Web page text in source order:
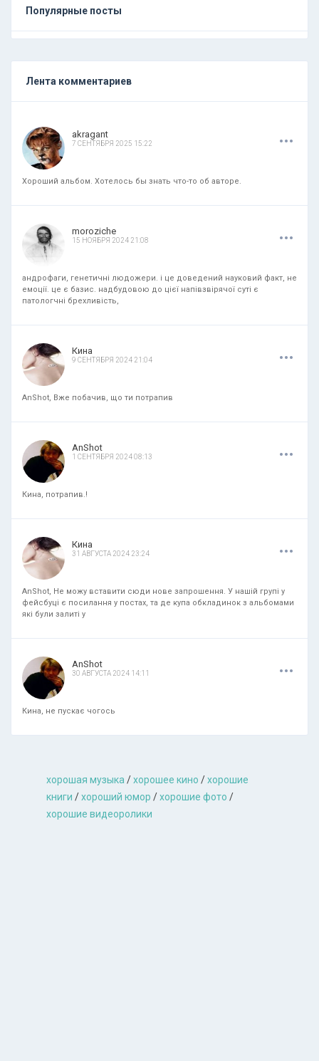
Популярные посты
Лента комментариев
akragant
7 СЕНТЯБРЯ 2025 15:22 ...
Хороший альбом. Хотелось бы знать что-то об авторе.
moroziche
15 НОЯБРЯ 2024 21:08 ...
андрофаги, генетичні людожери. і це доведений науковий факт, не
емоції. це є базис. надбудовою до цієї напівзвірячої суті є
патологчні брехливість,
Кина
9 СЕНТЯБРЯ 2024 21:04 ...
AnShot, Вже побачив, що ти потрапив
AnShot
1 СЕНТЯБРЯ 2024 08:13 ...
Кина, потрапив.!
Кина
31 АВГУСТА 2024 23:24 ...
AnShot, Не можу вставити сюди нове запрошення. У нашій групі у
фейсбуці є посилання у постах, та де купа обкладинок з альбомами
які були залиті у
AnShot
30 АВГУСТА 2024 14:11 ...
Кина, не пускає чогось
хорошая музыкa /хорошее кино /хорошие
книги /хороший юмор /хорошие фото /
хорошие видеоролики